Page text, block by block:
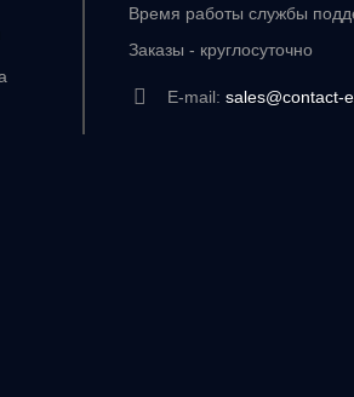
Время работы службы
Заказы - круглосуточно
E-mail: sales@contact-